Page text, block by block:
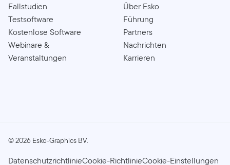
Fallstudien
Testsoftware
Kostenlose Software
Webinare &
Veranstaltungen
Über Esko
Führung
Partners
Nachrichten
Karrieren
©2026 Esko-Graphics BV.
DatenschutzrichtlinieCookie-RichtlinieCookie-Einstellungen